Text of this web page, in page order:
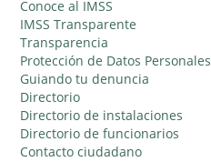
Conoce al IMSS
IMSS Transparente
Transparencia
Protección de Datos Personales
Guiando tu denuncia
Directorio
Directorio de instalaciones
Directorio de funcionarios
Contacto ciudadano